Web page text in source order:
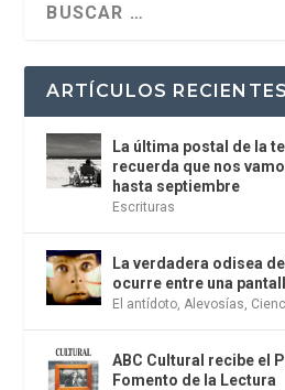
ARTÍCULOS RECIENTES
La última postal de la
recuerda que nos
hasta septiembre
Escrituras
La verdadera odisea
ocurre entre una
El antídoto Alevosías
ABC Cultural recibe el
Fomento de la Lectura